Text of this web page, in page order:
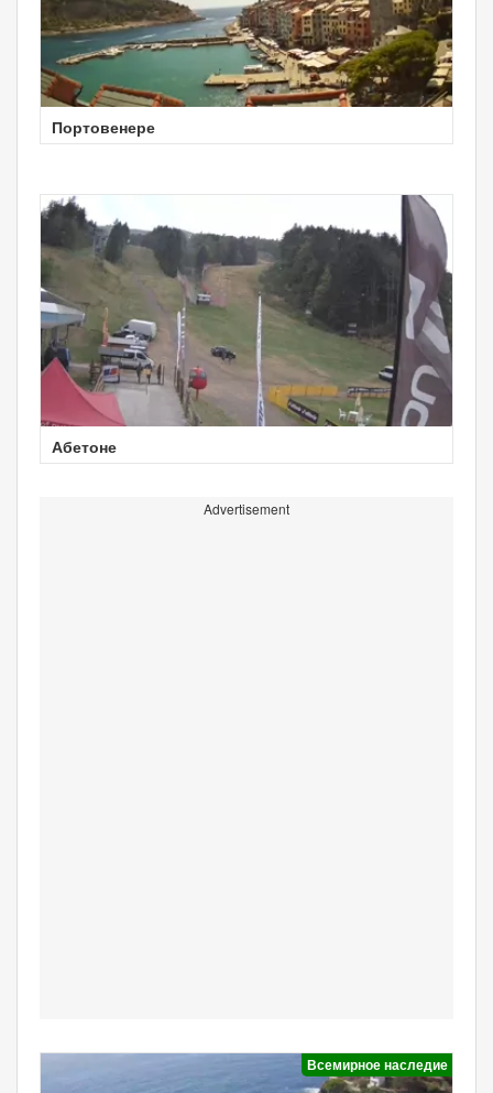
Портовенере
Абетоне
Advertisement
Всемирное наследие